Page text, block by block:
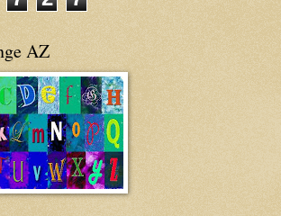
AZ